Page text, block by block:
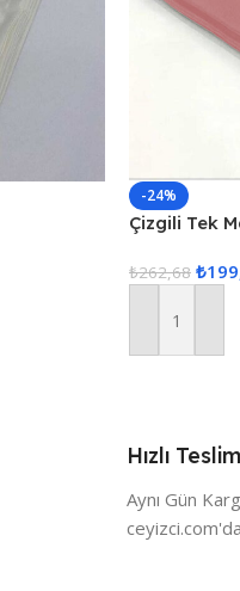
-24%
Çizgili Tek
₺262,68 ₺
Sepete Ekle
Hızlı
Aynı Gün
ceyizci.com'da